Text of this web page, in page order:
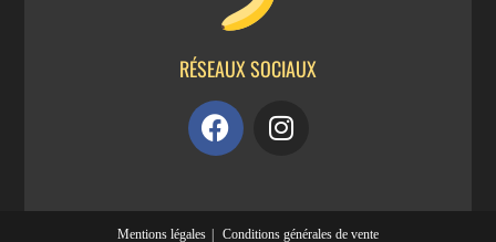
RÉSEAUX SOCIAUX
Mentions légales Conditions générales de vente